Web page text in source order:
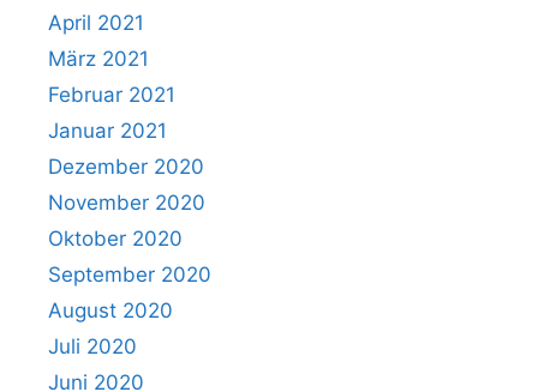
April 2021
März 2021
Februar 2021
Januar 2021
Dezember 2020
November 2020
Oktober 2020
September 2020
August 2020
Juli 2020
Juni 2020